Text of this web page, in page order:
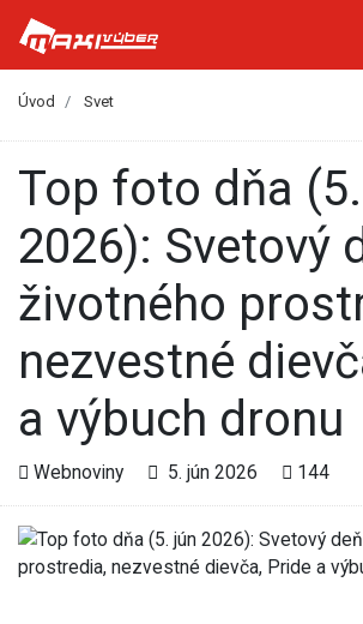
Úvod Svet
Top foto dňa (5. jún
2026): Svetový
životného
nezvestné
a výbuch dronu
Webnoviny 5. jún 2026 144